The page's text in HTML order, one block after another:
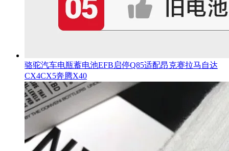
骆驼汽车电瓶蓄电池EFB启停Q85适配昂克赛拉马自达
CX4CX5奔腾X40